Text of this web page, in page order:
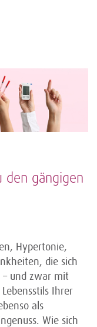
den gängigen
Hypertonie,
die sich
und zwar mit
Ihrer
als
Wie sich